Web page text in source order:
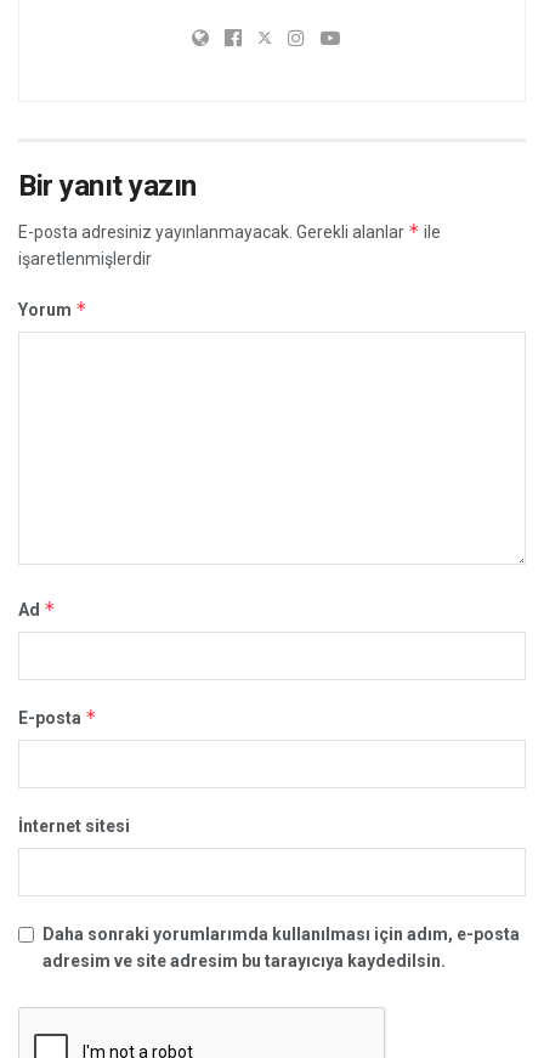
Bir yanıt yazın
E-posta adresiniz yayınlanmayacak. Gerekli alanlar * ile
işaretlenmişlerdir
Yorum *
Ad *
E-posta *
İnternet sitesi
Daha sonraki yorumlarımda kullanılması için adım, e-posta
adresim ve site adresim bu tarayıcıya kaydedilsin.